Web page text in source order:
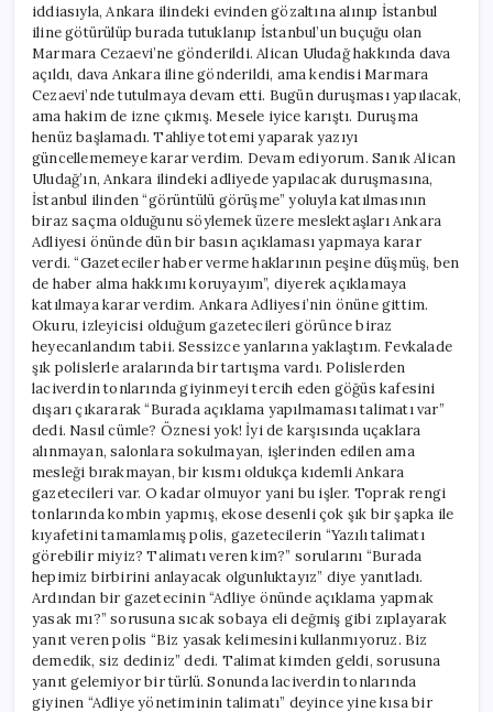
iddiasıyla, Ankara ilindeki evinden gözaltına alınıp İstanbul
iline götürülüp burada tutuklanıp İstanbul’un buçuğu olan
Marmara Cezaevi’ne gönderildi. Alican Uludağ hakkında dava
açıldı, dava Ankara iline gönderildi, ama kendisi Marmara
Cezaevi’nde tutulmaya devam etti. Bugün duruşması yapılacak,
ama hakim de izne çıkmış. Mesele iyice karıştı. Duruşma
henüz başlamadı. Tahliye totemi yaparak yazıyı
güncellememeye karar verdim. Devam ediyorum. Sanık Alican
Uludağ’ın, Ankara ilindeki adliyede yapılacak duruşmasına,
İstanbul ilinden “görüntülü görüşme” yoluyla katılmasının
biraz saçma olduğunu söylemek üzere meslektaşları Ankara
Adliyesi önünde dün bir basın açıklaması yapmaya karar
verdi. “Gazeteciler haber verme haklarının peşine düşmüş, ben
de haber alma hakkımı koruyayım”, diyerek açıklamaya
katılmaya karar verdim. Ankara Adliyesi’nin önüne gittim.
Okuru, izleyicisi olduğum gazetecileri görünce biraz
heyecanlandım tabii. Sessizce yanlarına yaklaştım. Fevkalade
şık polislerle aralarında bir tartışma vardı. Polislerden
laciverdin tonlarında giyinmeyi tercih eden göğüs kafesini
dışarı çıkararak “Burada açıklama yapılmaması talimatı var”
dedi. Nasıl cümle? Öznesi yok! İyi de karşısında uçaklara
alınmayan, salonlara sokulmayan, işlerinden edilen ama
mesleği bırakmayan, bir kısmı oldukça kıdemli Ankara
gazetecileri var. O kadar olmuyor yani bu işler. Toprak rengi
tonlarında kombin yapmış, ekose desenli çok şık bir şapka ile
kıyafetini tamamlamış polis, gazetecilerin “Yazılı talimatı
görebilir miyiz? Talimatı veren kim?” sorularını “Burada
hepimiz birbirini anlayacak olgunluktayız” diye yanıtladı.
Ardından bir gazetecinin “Adliye önünde açıklama yapmak
yasak mı?” sorusuna sıcak sobaya eli değmiş gibi zıplayarak
yanıt veren polis “Biz yasak kelimesini kullanmıyoruz. Biz
demedik, siz dediniz” dedi. Talimat kimden geldi, sorusuna
yanıt gelemiyor bir türlü. Sonunda laciverdin tonlarında
giyinen “Adliye yönetiminin talimatı” deyince yine kısa bir